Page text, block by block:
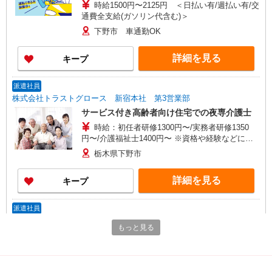
時給1500円〜2125円 ＜日払い有/週払い有/交
通費全支給(ガソリン代含む)＞
下野市 車通勤OK
キープ 詳細を見る
派遣社員
株式会社トラストグロース 新宿本社 第3営業部
サービス付き高齢者向け住宅での夜専介護士
時給：初任者研修1300円〜/実務者研修1350
円〜/介護福祉士1400円〜 ※資格や経験などによ
る 栃木県下野市
キープ 詳細を見る
派遣社員
株式会社kotrio /●UT-H-1811545
シニア向けマンションで見守り・食事配膳など
もっと見る